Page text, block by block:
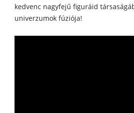
kedvenc nagyfejű figuráid
univerzumok fúziója!